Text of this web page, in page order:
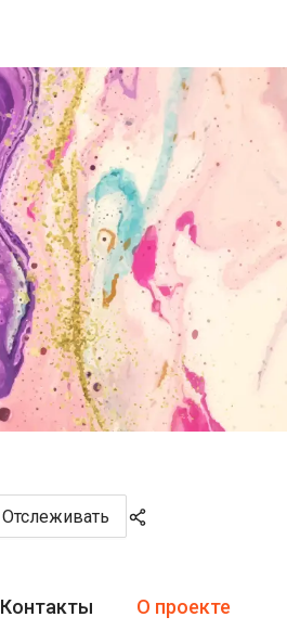
Отслеживать
Контакты О проекте